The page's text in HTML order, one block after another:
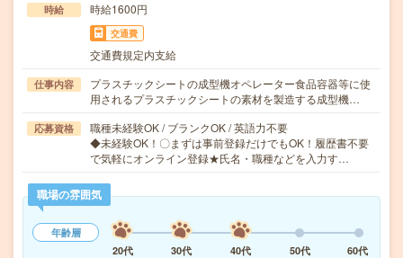
時給 時給1600円
交通費
交通費規定内支給
仕事内容
プラスチックシートの成型機オペレーター食品容器等に使
用されるプラスチックシートの素材を製造する成型機…
応募資格
職種未経験OK / ブランクOK / 英語力不要
◆未経験OK！〇まずは事前登録だけでもOK！履歴書不要
で気軽にオンライン登録★氏名・職種などを入力す…
職場の雰囲気
年齢層
20代
30代 40代 50代 60代